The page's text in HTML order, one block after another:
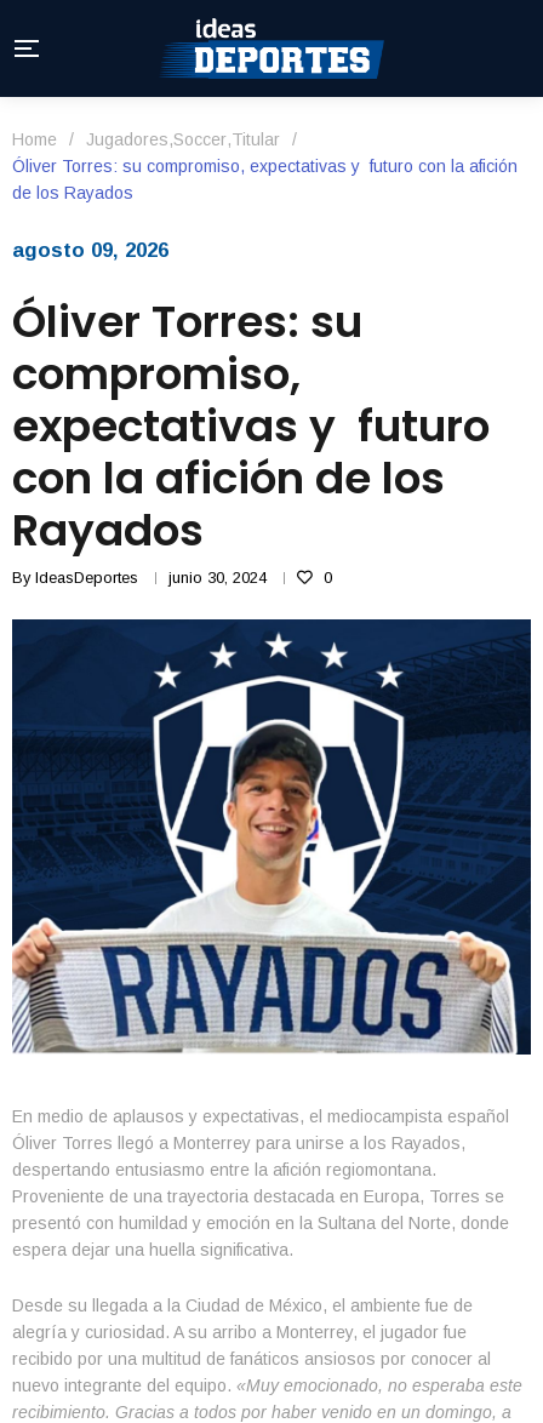
Home / Jugadores,Soccer,Titular
/
Óliver Torres: su compromiso, expectativas y futuro con la afición
de los Rayados
agosto 09, 2026
Óliver Torres: su
compromiso,
expectativas y futuro
con la afición de los
Rayados
By IdeasDeportes junio 30, 2024 0
En medio de aplausos y expectativas, el mediocampista español
Óliver Torres llegó a Monterrey para unirse a los Rayados,
despertando entusiasmo entre la afición regiomontana.
Proveniente de una trayectoria destacada en Europa, Torres se
presentó con humildad y emoción en la Sultana del Norte, donde
espera dejar una huella significativa.
Desde su llegada a la Ciudad de México, el ambiente fue de
alegría y curiosidad. A su arribo a Monterrey, el jugador fue
recibido por una multitud de fanáticos ansiosos por conocer al
nuevo integrante del equipo. «Muy emocionado, no esperaba este
recibimiento. Gracias a todos por haber venido en un domingo, a